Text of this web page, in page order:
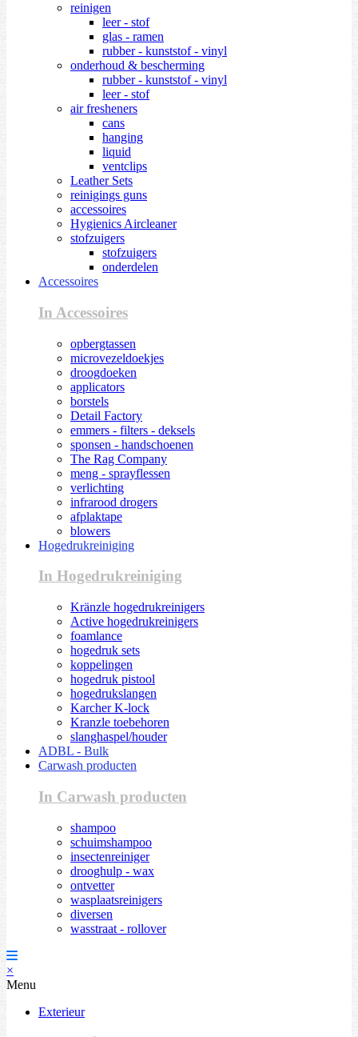
reinigen
leer - stof
glas - ramen
rubber - kunststof - vinyl
onderhoud & bescherming
rubber - kunststof - vinyl
leer - stof
air fresheners
cans
hanging
liquid
ventclips
Leather Sets
reinigings guns
accessoires
Hygienics Aircleaner
stofzuigers
stofzuigers
onderdelen
Accessoires
In Accessoires
opbergtassen
microvezeldoekjes
droogdoeken
applicators
borstels
Detail Factory
emmers - filters - deksels
sponsen - handschoenen
The Rag Company
meng - sprayflessen
verlichting
infrarood drogers
afplaktape
blowers
Hogedrukreiniging
In Hogedrukreiniging
Kränzle hogedrukreinigers
Active hogedrukreinigers
foamlance
hogedruk sets
koppelingen
hogedruk pistool
hogedrukslangen
Karcher K-lock
Kranzle toebehoren
slanghaspel/houder
ADBL - Bulk
Carwash producten
In Carwash producten
shampoo
schuimshampoo
insectenreiniger
drooghulp - wax
ontvetter
wasplaatsreinigers
diversen
wasstraat - rollover
×
Menu
Exterieur